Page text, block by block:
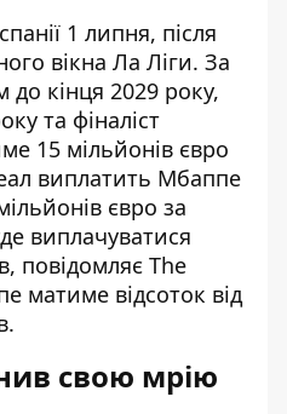
1 липня, після
вікна Ла Ліги. За
до кінця 2029 року,
та фіналіст
15 мільйонів євро
виплатить Мбаппе
євро за
виплачуватися
повідомляє The
матиме відсоток від
свою мрію